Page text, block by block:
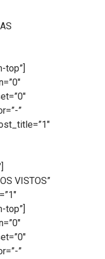
top”]
”
VISTOS”
top”]
”